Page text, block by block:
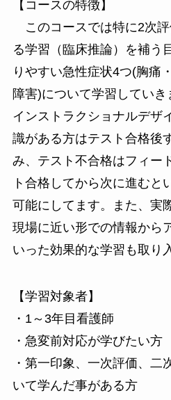
【コースの特徴】
このコースでは特に2次
る学習（臨床推論）を補う
りやすい急性症状4つ(胸痛
障害)について学習していき
インストラクショナルデザ
識がある方はテスト合格後
み、テスト不合格はフィー
ト合格してから次に進むと
可能にしてます。また、実
現場に近い形での情報から
いった効果的な学習も取り
【学習対象者】
・1～3年目看護師
・急変前対応が学びたい方
・第一印象、一次評価、二
いて学んだ事がある方